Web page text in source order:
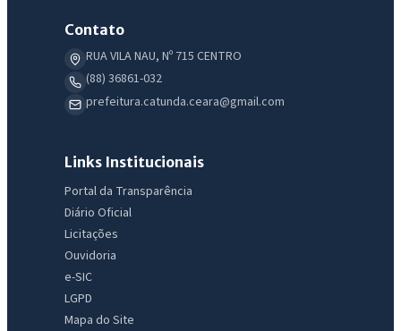
Contato
RUA VILA NAU, Nº 715 CENTRO
(88) 36861-032
prefeitura.catunda.ceara@gmail.com
Links Institucionais
Portal da Transparência
Diário Oficial
Licitações
Ouvidoria
e-SIC
LGPD
Mapa do Site